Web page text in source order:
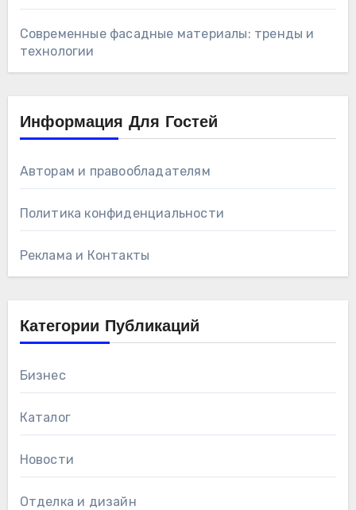
Современные фасадные материалы: тренды и
технологии
Информация Для Гостей
Авторам и правообладателям
Политика конфиденциальности
Реклама и Контакты
Категории Публикаций
Бизнес
Каталог
Новости
Отделка и дизайн